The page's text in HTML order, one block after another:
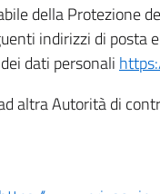
della Protezione
indirizzi di posta
dati personali
altra Autorità di